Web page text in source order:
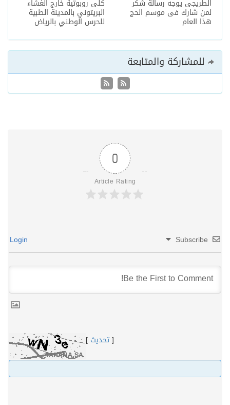
كلى روبوتية خارج الغشاء
البريتوني بالمدينة الطبية
للحرس الوطني بالرياض
الطريجى يوجه رسالة شكر
لمن شارك فى موسم الحج
هذا العام
للمشاركة والمتابعة
0
Article Rating
Subscribe
[تحديث ]